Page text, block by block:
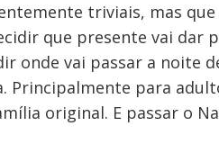
triviais, mas
que presente vai dar
onde vai passar a noite
Principalmente para
original. E passar o